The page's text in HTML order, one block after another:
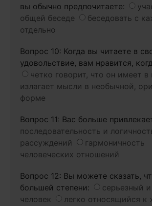
вы обычно предпочитаете:
общей беседе
беседовать с
отдельно
Вопрос 10: Когда вы читаете в
удовольствие, вам нравится,
четко говорит, что он имеет в
излагает мысли в необычной,
форме
Вопрос 11: Вас больше
последовательность и
рассуждений
гармоничность
человеческих отношений
Вопрос 12: Вы можете сказать,
большей степени:
серьезный
человек
легко относящийся к